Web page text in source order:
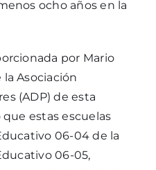
ocho años en la
por Mario
Asociación
(ADP) de esta
estas escuelas
06-04 de la
06-05,